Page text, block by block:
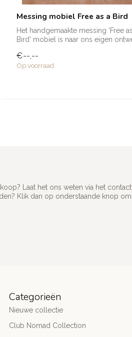
Messing mobiel Free as a Bird
Het handgemaakte messing 'Free
Bird' mobiel is naar ons eigen
€--,--
Op voorraad
Laat het ons weten via het
Klik dan op onderstaande knop
Categorieën
Nieuwe collectie
Club Nomad Collection